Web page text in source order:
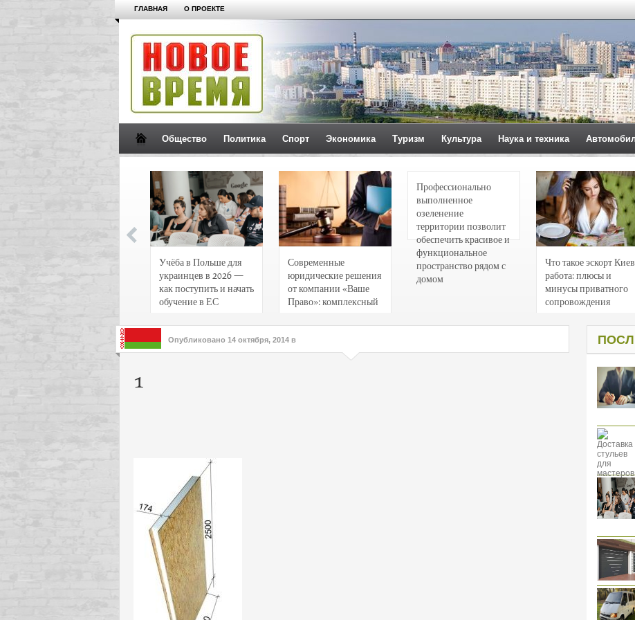
ГЛАВНАЯ О ПРОЕКТЕ
Общество Политика Спорт Экономика Туризм Культура Наука и техника
Учёба в Польше для
украинцев в 2026 —
как поступить и начать
обучение в ЕС
Современные
юридические решения
от компании «Ваше
Право»: комплексный
интересов клиентов
Профессионально
выполненное
озеленение
территории позволит
обеспечить красивое и
функциональное
пространство рядом с
домом
Что такое эскорт Киев
работа: плюсы и
минусы приватного
сопровождения
Опубликовано 14 октября, 2014 в
1